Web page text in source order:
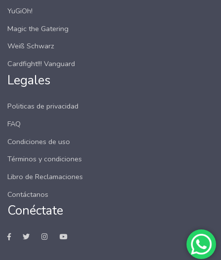
YuGiOh!
Magic the Gatering
Weiß Schwarz
Cardfight!!! Vanguard
Legales
Politicas de privacidad
FAQ
Condiciones de uso
Términos y condiciones
Libro de Reclamaciones
Contáctanos
Conéctate